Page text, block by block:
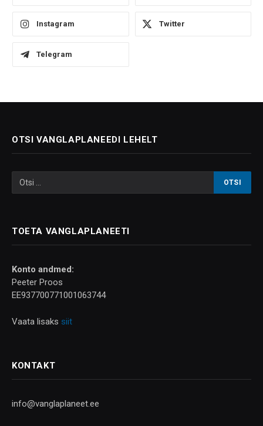
Instagram Twitter
Telegram
OTSI VANGLAPLANEEDI LEHELT
TOETA VANGLAPLANEETI
Konto andmed:
Peeter Proos
EE937700771001063744
Vaata lisaks siit
KONTAKT
info@vanglaplaneet.ee